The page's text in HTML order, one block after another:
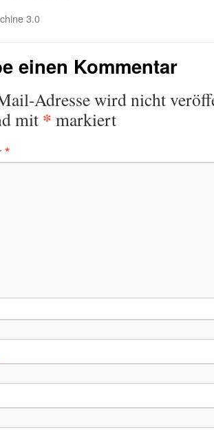
3.0
einen Kommentar
Adresse wird nicht
mit * markiert
*